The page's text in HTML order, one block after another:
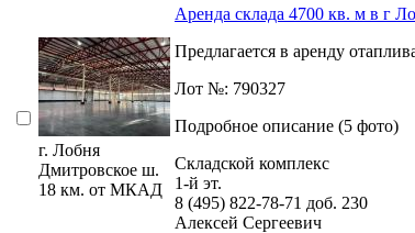
г. Лобня
Дмитровское ш.
18 км. от МКАД
Аренда склада 4700 кв. м в г
Предлагается в аренду
Лот №: 790327
Подробное описание (5 фото)
Складской комплекс
1-й эт.
8 (495) 822-78-71 доб. 230
Алексей Сергеевич